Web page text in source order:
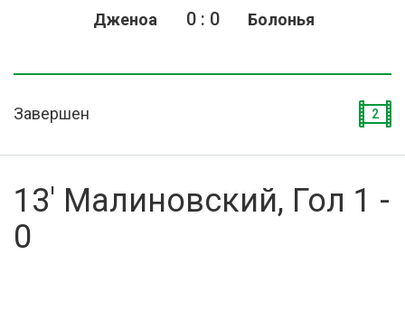
О сайте
Активировать промокод
Дженоа Болонья
0: 0
Завершен 2
13' Малиновский, Гол 1 -
0